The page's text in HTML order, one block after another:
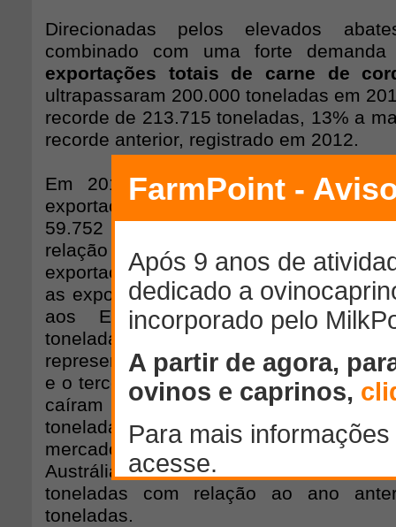
Direcionadas pelos elevados
combinado com uma forte demanda
exportações totais de carne de
ultrapassaram 200.000 toneladas em
recorde de 213.715 toneladas, 13% a
recorde anterior, registrado em 2012.
Em 2013, o Oriente Médio foi o
exportação de carne de cordeiro da
59.752 toneladas, 15% a mais ou
relação ao ano anterior –
exportações de carne de cordeiro
as exportações de carne de cordeiro
aos Emirados Árabes Unidos
toneladas, 19% a mais que no ano
representar 26% das exportações
e o terceiro maior mercado em 2013,
caíram 2% com relação ao ano
toneladas. Entretanto, Bahrain
mercados mais significantes para
Austrália em 2013, crescendo 300%,
toneladas com relação ao ano
toneladas.